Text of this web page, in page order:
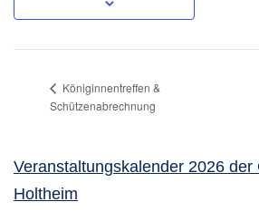
Königinnentreffen &
Schützenabrechnung
Veranstaltungskalender 2026 der
Holtheim